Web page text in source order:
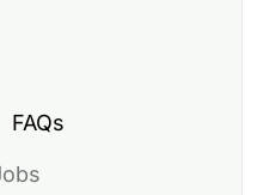
FAQs